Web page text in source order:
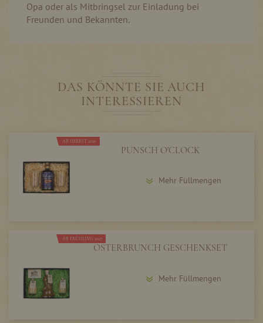
Opa oder als Mitbringsel zur Einladung bei
Freunden und Bekannten.
DAS KÖNNTE SIE AUCH
INTERESSIEREN
AB HERBST 2026
PUNSCH O'CLOCK
Mehr Füllmengen
AB FRÜHLING 2027
OSTERBRUNCH GESCHENKSET
Mehr Füllmengen